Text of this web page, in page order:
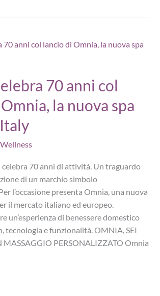
70 anni col
la nuova spa
Wellness
celebra 70 anni di attività. Un traguardo
di un marchio simbolo
l’occasione presenta Omnia, una nuova
il mercato italiano ed europeo.
un’esperienza di benessere domestico
tecnologia e funzionalità. OMNIA, SEI
MASSAGGIO PERSONALIZZATO Omnia